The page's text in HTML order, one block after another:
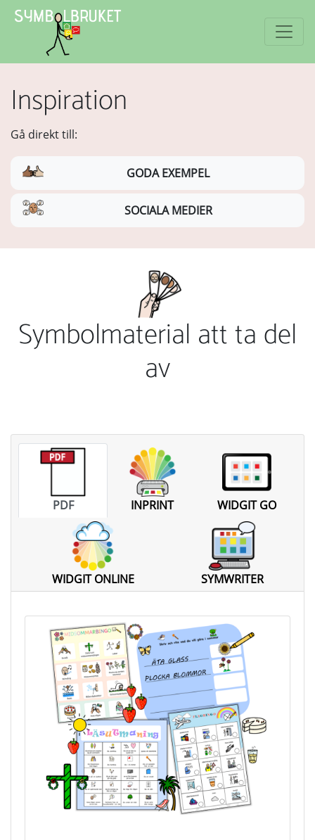
Inspiration
Gå direkt till:
GODA EXEMPEL
SOCIALA MEDIER
Symbolmaterial att ta del
av
PDF INPRINT WIDGIT GO
WIDGIT ONLINE SYMWRITER